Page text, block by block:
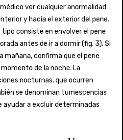
ver cualquier anormalidad
y hacia el exterior del pene.
consiste en envolver el pene
antes de ir a dormir (fig. 3). Si
mañana, confirma que el pene
de la noche. La
nocturnas, que ocurren
se denominan tumescencias
ayudar a excluir determinadas